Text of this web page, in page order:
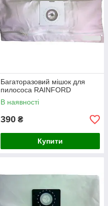
Багаторазовий мішок для
пилососа RAINFORD
В наявності
390 ₴
Купити